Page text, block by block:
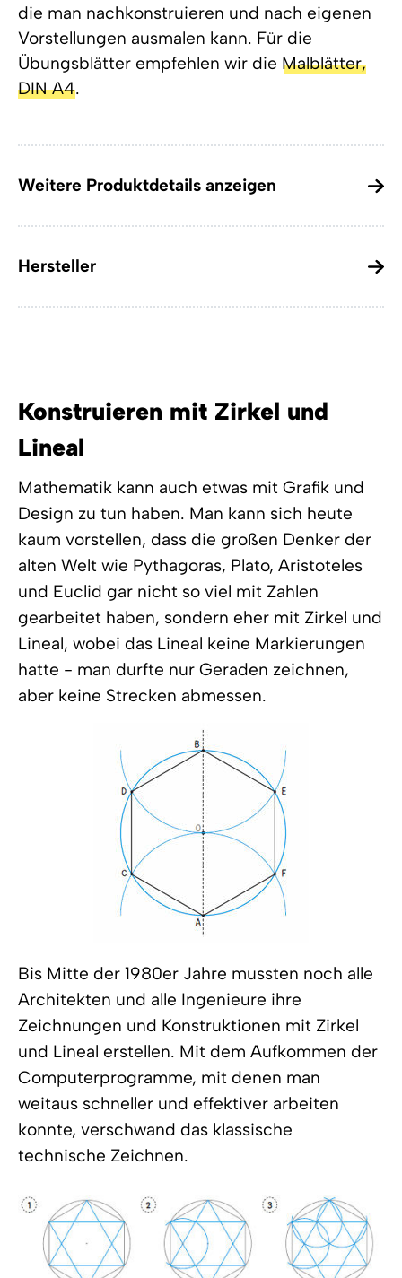
die man nachkonstruieren und nach eigenen
Vorstellungen ausmalen kann. Für die
Übungsblätter empfehlen wir die Malblätter,
DIN A4.
Weitere Produktdetails anzeigen
Hersteller
Konstruieren mit Zirkel und
Lineal
Mathematik kann auch etwas mit Grafik und
Design zu tun haben. Man kann sich heute
kaum vorstellen, dass die großen Denker der
alten Welt wie Pythagoras, Plato, Aristoteles
und Euclid gar nicht so viel mit Zahlen
gearbeitet haben, sondern eher mit Zirkel und
Lineal, wobei das Lineal keine Markierungen
hatte - man durfte nur Geraden zeichnen,
aber keine Strecken abmessen.
Bis Mitte der 1980er Jahre mussten noch alle
Architekten und alle Ingenieure ihre
Zeichnungen und Konstruktionen mit Zirkel
und Lineal erstellen. Mit dem Aufkommen der
Computerprogramme, mit denen man
weitaus schneller und effektiver arbeiten
konnte, verschwand das klassische
technische Zeichnen.